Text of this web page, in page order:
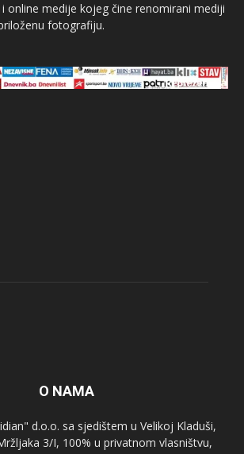
online medije kojeg čine renomirani mediji
fotografiju.
O NAMA
d.o.o. sa sjedištem u Velikoj Kladuši,
3/I, 100% u privatnom vlasništvu,